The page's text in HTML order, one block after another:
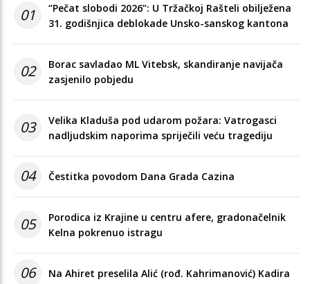
01
“Pečat slobodi 2026”: U Tržačkoj Rašteli obilježena
31. godišnjica deblokade Unsko-sanskog kantona
02
Borac savladao ML Vitebsk, skandiranje navijača
zasjenilo pobjedu
03
Velika Kladuša pod udarom požara: Vatrogasci
nadljudskim naporima spriječili veću tragediju
04 Čestitka povodom Dana Grada Cazina
05
Porodica iz Krajine u centru afere, gradonačelnik
Kelna pokrenuo istragu
06 Na Ahiret preselila Alić (rođ. Kahrimanović) Kadira